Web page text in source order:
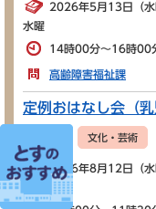
2026年5月13日（
水曜
14時00分～16時00
高齢障害福祉課
定例おはなし会（乳
文化・芸術
2026年8月12日（